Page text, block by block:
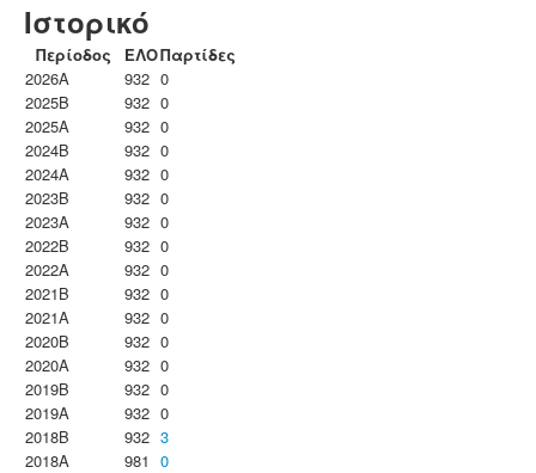
Ιστορικό
Περίοδος ΕΛΟΠαρτίδες
2026A
932 0
2025B
932 0
2025A
932 0
2024B
932 0
2024A
932 0
2023B
932 0
2023Α
932 0
2022B
932 0
2022A
932 0
2021B
932 0
2021A
932 0
2020B
932 0
2020A
932 0
2019B
932 0
2019A
932 0
2018B
932 3
2018A
981 0